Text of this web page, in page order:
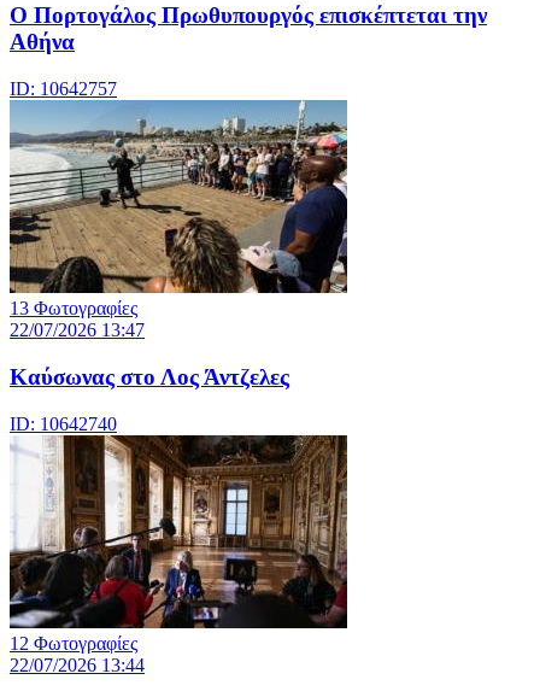
Ο Πορτογάλος Πρωθυπουργός επισκέπτεται την
Αθήνα
ID: 10642757
13 Φωτογραφίες
22/07/2026 13:47
Καύσωνας στο Λος Άντζελες
ID: 10642740
12 Φωτογραφίες
22/07/2026 13:44